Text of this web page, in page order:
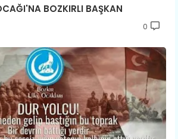
BOZKIRLI BAŞKAN
0